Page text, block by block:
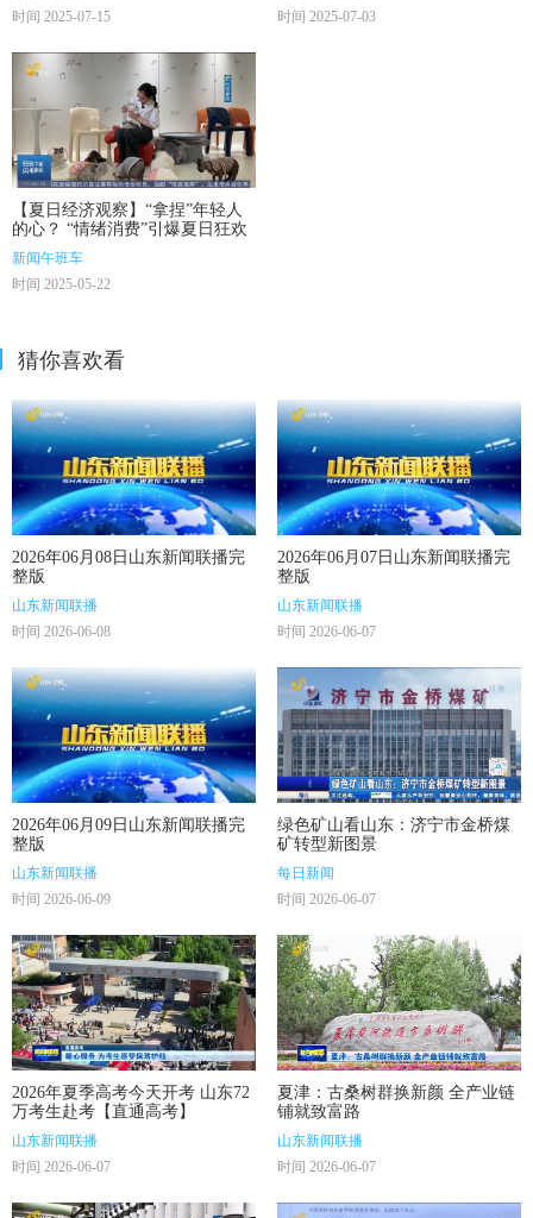
时间 2025-07-15
时间 2025-07-03
【夏日经济观察】“拿捏”年轻人
的心？ “情绪消费”引爆夏日狂欢
新闻午班车
时间 2025-05-22
猜你喜欢看
2026年06月08日山东新闻联播完
整版
山东新闻联播
时间 2026-06-08
2026年06月07日山东新闻联播完
整版
山东新闻联播
时间 2026-06-07
2026年06月09日山东新闻联播完
整版
山东新闻联播
时间 2026-06-09
绿色矿山看山东：济宁市金桥煤
矿转型新图景
每日新闻
时间 2026-06-07
2026年夏季高考今天开考 山东72
万考生赴考【直通高考】
山东新闻联播
时间 2026-06-07
夏津：古桑树群换新颜 全产业链
铺就致富路
山东新闻联播
时间 2026-06-07